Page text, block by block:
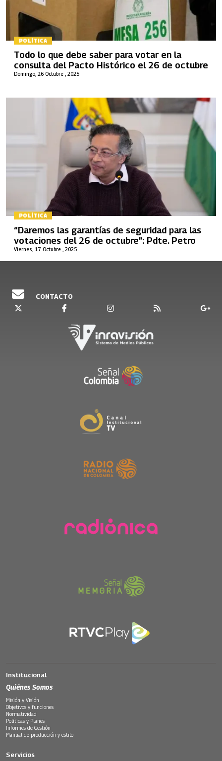
POLÍTICA
Domingo, 26 Octubre , 2025
Todo lo que debe saber para votar en la
consulta del Pacto Histórico el 26 de octubre
POLÍTICA
Viernes, 17 Octubre , 2025
“Daremos las garantías de seguridad para las
votaciones del 26 de octubre”: Pdte. Petro
CONTACTO
Institucional
Quiénes Somos
Misión y Visión
Objetivos y funciones
Normatividad
Políticas y Planes
Informes de Gestión
Manual de producción y estilo
Servicios